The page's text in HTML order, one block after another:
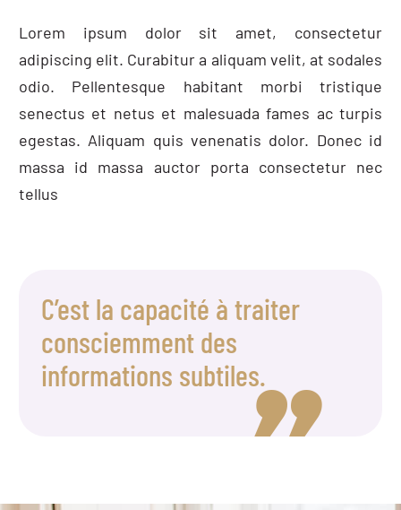
Lorem ipsum dolor sit amet, consectetur
adipiscing elit. Curabitur a aliquam velit, at sodales
odio. Pellentesque habitant morbi tristique
senectus et netus et malesuada fames ac turpis
egestas. Aliquam quis venenatis dolor. Donec id
massa id massa auctor porta consectetur nec
tellus
C’est la capacité à traiter
consciemment des
informations subtiles.